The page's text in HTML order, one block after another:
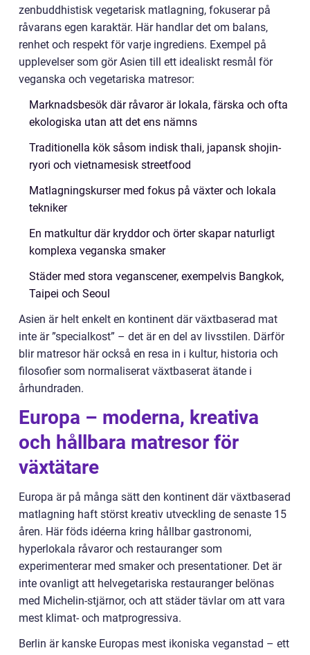
zenbuddhistisk vegetarisk matlagning, fokuserar på
råvarans egen karaktär. Här handlar det om balans,
renhet och respekt för varje ingrediens. Exempel på
upplevelser som gör Asien till ett idealiskt resmål för
veganska och vegetariska matresor:
Marknadsbesök där råvaror är lokala, färska och ofta
ekologiska utan att det ens nämns
Traditionella kök såsom indisk thali, japansk shojin-
ryori och vietnamesisk streetfood
Matlagningskurser med fokus på växter och lokala
tekniker
En matkultur där kryddor och örter skapar naturligt
komplexa veganska smaker
Städer med stora veganscener, exempelvis Bangkok,
Taipei och Seoul
Asien är helt enkelt en kontinent där växtbaserad mat
inte är ”specialkost” – det är en del av livsstilen. Därför
blir matresor här också en resa in i kultur, historia och
filosofier som normaliserat växtbaserat ätande i
århundraden.
Europa – moderna, kreativa
och hållbara matresor för
växtätare
Europa är på många sätt den kontinent där växtbaserad
matlagning haft störst kreativ utveckling de senaste 15
åren. Här föds idéerna kring hållbar gastronomi,
hyperlokala råvaror och restauranger som
experimenterar med smaker och presentationer. Det är
inte ovanligt att helvegetariska restauranger belönas
med Michelin-stjärnor, och att städer tävlar om att vara
mest klimat- och matprogressiva.
Berlin är kanske Europas mest ikoniska veganstad – ett